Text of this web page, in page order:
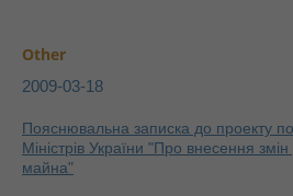
Other
2009-03-18
Пояснювальна записка до проекту
Міністрів України "Про внесення
майна"